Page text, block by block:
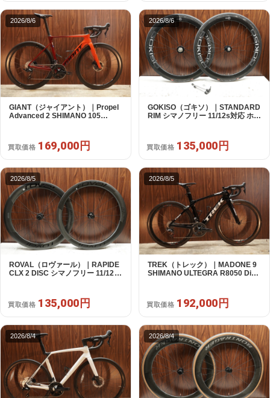
2026/8/6
GIANT（ジャイアント）｜Propel
Advanced 2 SHIMANO 105
買取価格 169,000円
2026/8/6
GOKISO（ゴキソ）｜STANDARD
RIM シマノフリー 11/12s対応 ホイ
買取価格 135,000円
2026/8/5
ROVAL（ロヴァール）｜RAPIDE
CLX 2 DISC シマノフリー 11/12s
買取価格 135,000円
2026/8/5
TREK（トレック）｜MADONE 9
SHIMANO ULTEGRA R8050 Di2
買取価格 192,000円
2026/8/4 2026/8/4